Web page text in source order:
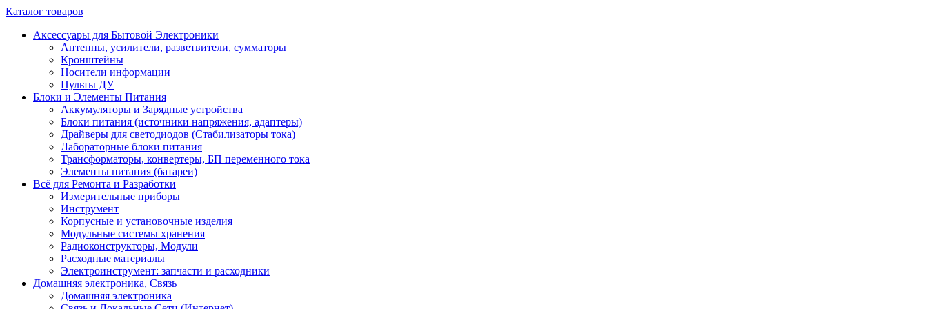
Каталог товаров
Аксессуары для Бытовой Электроники
Антенны, усилители, разветвители, сумматоры
Кронштейны
Носители информации
Пульты ДУ
Блоки и Элементы Питания
Аккумуляторы и Зарядные устройства
Блоки питания (источники напряжения, адаптеры)
Драйверы для светодиодов (Стабилизаторы тока)
Лабораторные блоки питания
Трансформаторы, конвертеры, БП переменного тока
Элементы питания (батареи)
Всё для Ремонта и Разработки
Измерительные приборы
Инструмент
Корпусные и установочные изделия
Модульные системы хранения
Радиоконструкторы, Модули
Расходные материалы
Электроинструмент: запчасти и расходники
Домашняя электроника, Связь
Домашняя электроника